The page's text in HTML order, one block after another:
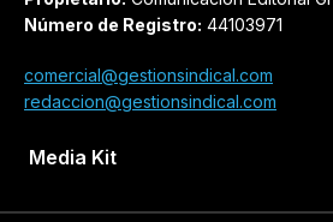
Número de Registro: 44103971
comercial@gestionsindical.com
redaccion@gestionsindical.com
Media Kit